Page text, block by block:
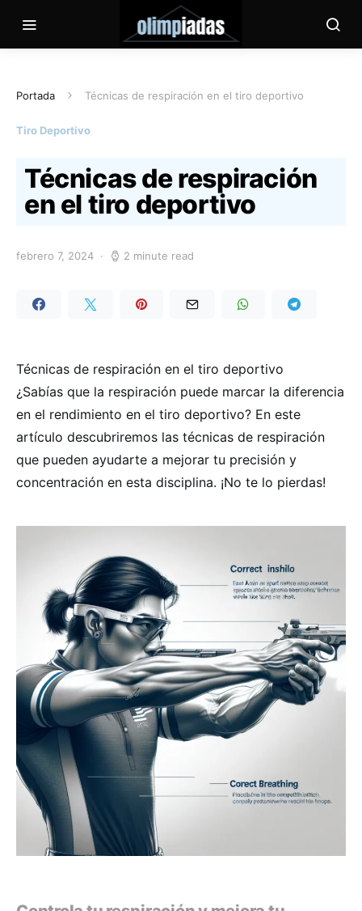
Portada Técnicas de respiración en el tiro deportivo
Tiro Deportivo
Técnicas de respiración
en el tiro deportivo
febrero 7, 2024 2 minute read
Técnicas de respiración en el tiro deportivo
¿Sabías que la respiración puede marcar la diferencia
en el rendimiento en el tiro deportivo? En este
artículo descubriremos las técnicas de respiración
que pueden ayudarte a mejorar tu precisión y
concentración en esta disciplina. ¡No te lo pierdas!